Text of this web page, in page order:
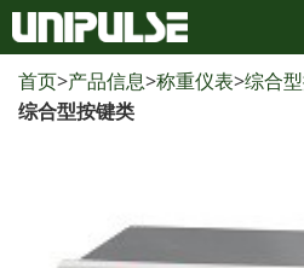
首页>产品信息>称重仪表>综合
综合型按键类